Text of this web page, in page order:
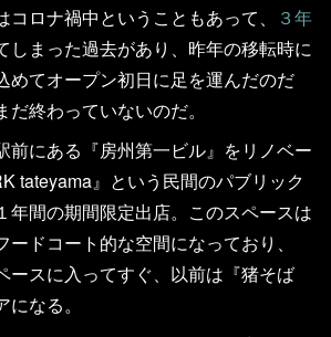
ロナ禍中ということもあって、
３年
しまった過去があり、昨年の移転時に
めてオープン初日に足を運んだのだ
終わっていないのだ。
にある『房州第一ビル』をリノベー
tateyama』という民間のパブリック
年間の期間限定出店。このスペースは
ドコート的な空間になっており、
ースに入ってすぐ、以前は『猪そば
なる。